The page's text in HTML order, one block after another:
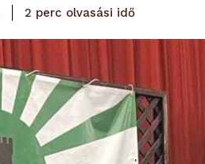
2 perc olvasási idő